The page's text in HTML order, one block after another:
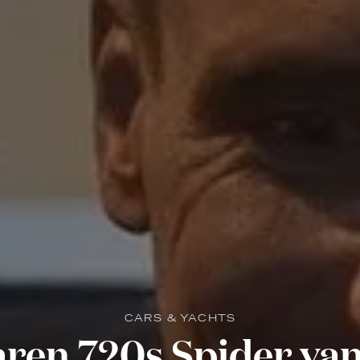
CARS & YACHTS